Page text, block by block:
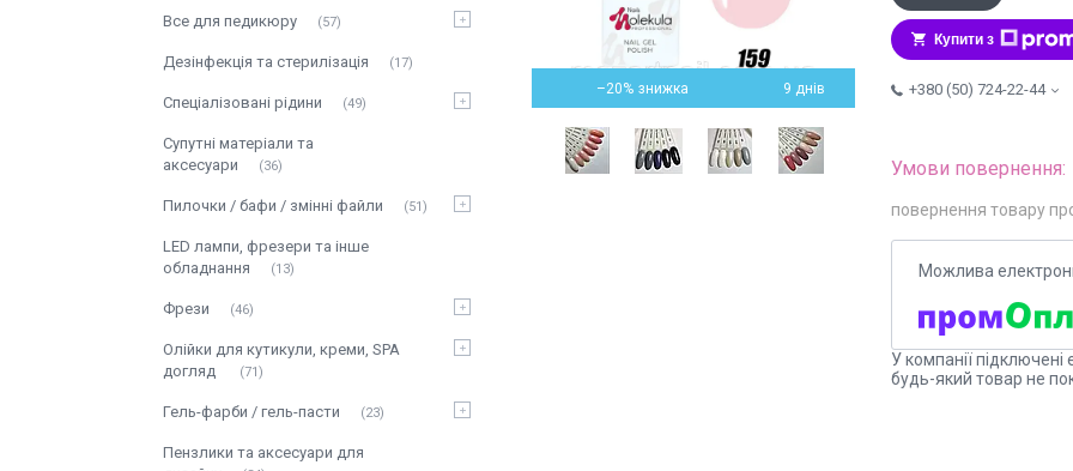
–20% 9 днів
Купити з
+380 (50) 724-22-44
повернення товару
У компанії
будь-який товар не
Все для педикюру 57
Дезінфекція та стерилізація 17
Спеціалізовані рідини 49
Супутні матеріали та
аксесуари
36
Пилочки / бафи / змінні файли 51
LED лампи, фрезери та інше
обладнання
13
Фрези 46
Олійки для кутикули, креми, SPA
догляд
71
Гель-фарби / гель-пасти 23
Пензлики та аксесуари для